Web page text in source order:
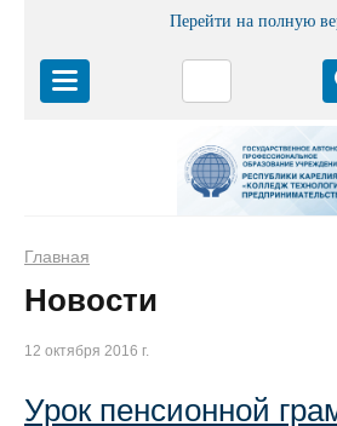
Перейти на полную
Главная
Новости
12 октября 2016 г.
Урок пенсионной